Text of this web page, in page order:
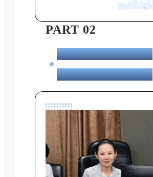
PART 02
汇聚深沪创新资源，
共话机器人产业发展机遇